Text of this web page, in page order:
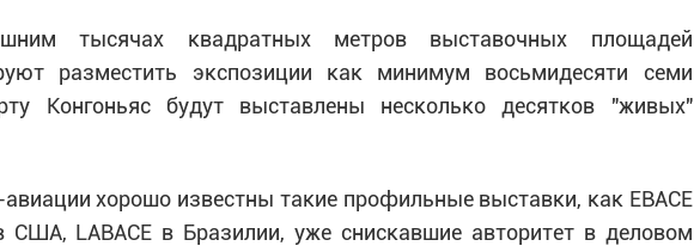
тысячах квадратных метров выставочных площадей
разместить экспозиции как минимум восьмидесяти семи
Конгоньяс будут выставлены несколько десятков "живых"
хорошо известны такие профильные выставки, как ЕВАСЕ
LABACE в Бразилии, уже снискавшие авторитет в деловом